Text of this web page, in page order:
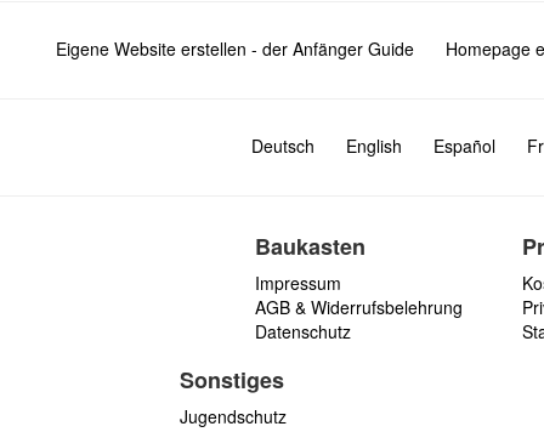
Eigene Website erstellen - der Anfänger Guide Homepage
Deutsch English Español
Baukasten
Impressum
AGB & Widerrufsbelehrung
Datenschutz
Sonstiges
Jugendschutz